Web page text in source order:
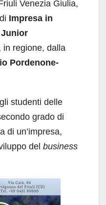
Venezia Giulia,
Impresa in
Junior
in regione, dalla
Pordenone-
studenti delle
grado di
di un’impresa,
del business